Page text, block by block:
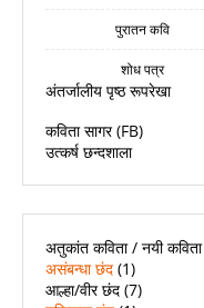
पुरातन कवि
शोध पत्र
अंतर्जालीय पृष्ठ रूपरेखा
कविता सागर (FB)
उत्कर्ष छन्दशाला
अतुकांत कविता / नयी कविता
असंबन्धा छंद (1)
आल्हा/वीर छंद (7)